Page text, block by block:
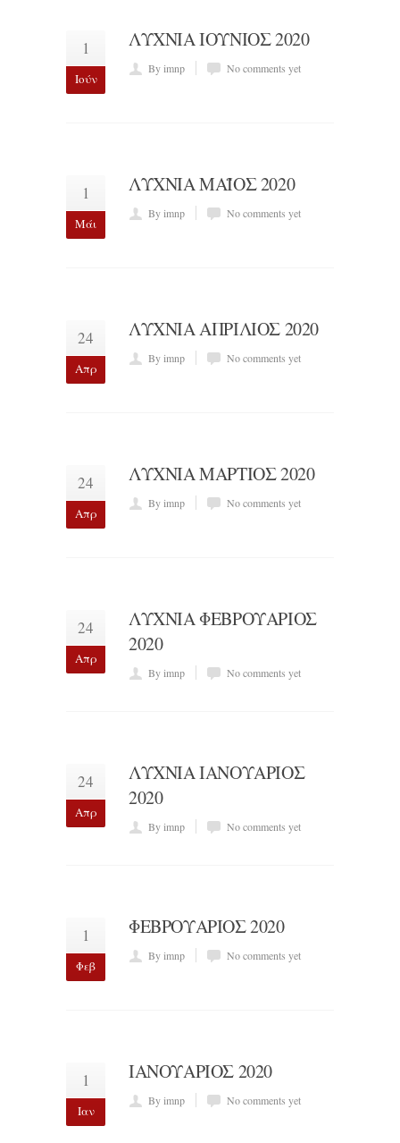
1
Ιούν
ΛΥΧΝΙΑ ΙΟΥΝΙΟΣ 2020
By imnp No comments yet
1
Μάι
ΛΥΧΝΙΑ ΜΑΪΟΣ 2020
By imnp No comments yet
24
Απρ
ΛΥΧΝΙΑ ΑΠΡΙΛΙΟΣ 2020
By imnp No comments yet
24
Απρ
ΛΥΧΝΙΑ ΜΑΡΤΙΟΣ 2020
By imnp No comments yet
24
Απρ
ΛΥΧΝΙΑ ΦΕΒΡΟΥΑΡΙΟΣ
2020
By imnp No comments yet
24
Απρ
ΛΥΧΝΙΑ ΙΑΝΟΥΑΡΙΟΣ
2020
By imnp No comments yet
1
Φεβ
ΦΕΒΡΟΥΑΡΙΟΣ 2020
By imnp No comments yet
1
Ιαν
ΙΑΝΟΥΑΡΙΟΣ 2020
By imnp No comments yet